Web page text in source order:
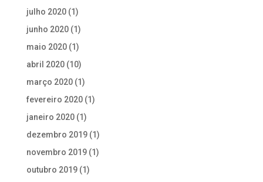
julho 2020(1)
junho 2020(1)
maio 2020(1)
abril 2020(10)
março 2020(1)
fevereiro 2020(1)
janeiro 2020(1)
dezembro 2019(1)
novembro 2019(1)
outubro 2019(1)